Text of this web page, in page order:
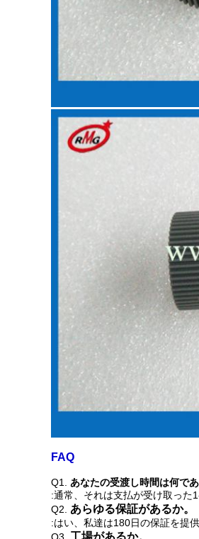
FAQ
Q1. あなたの受渡し時間は何であ
:通常、それは支払が受け取った
Q2. あらゆる保証があるか。
:はい、私達は180日の保証を提